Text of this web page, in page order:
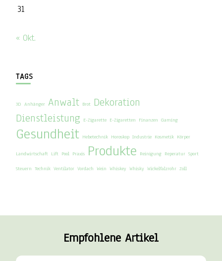
31
« Okt.
TAGS
3D Anhänger Anwalt Brot Dekoration
Dienstleistung E-Zigarette E-Zigaretten Finanzen Gaming
Gesundheit Hebetechnik Horoskop Industrie Kosmetik Körper
Landwirtschaft Lift Pool Praxis Produkte Reinigung Reperatur Sport
Steuern Technik Ventilator Vordach Wein Whiskey Whisky Wickelfalzrohr Zoll
Empfohlene Artikel